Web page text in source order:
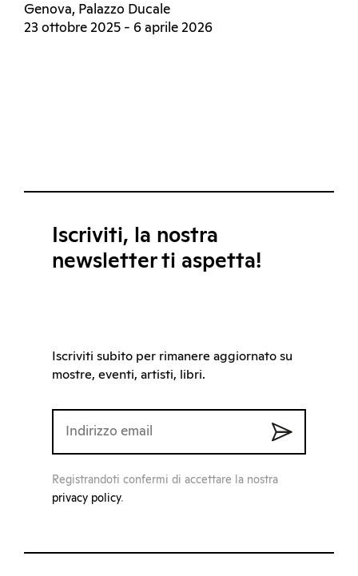
Genova, Palazzo Ducale
23 ottobre 2025 - 6 aprile 2026
Iscriviti, la nostra
newsletter ti aspetta!
Iscriviti subito per rimanere aggiornato su
mostre, eventi, artisti, libri.
Registrandoti confermi di accettare la nostra
privacy policy.